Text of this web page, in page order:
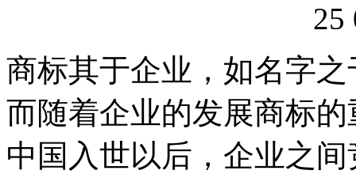
25
商标其于企业，如名字
而随着企业的发展商标
中国入世以后，企业之